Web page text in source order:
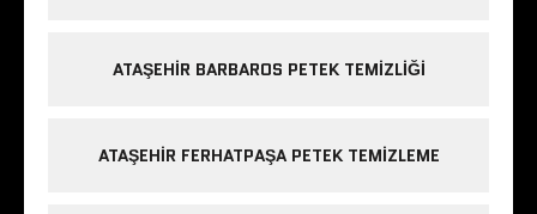
ATAŞEHIR BARBAROS PETEK TEMIZLIĞI
ATAŞEHIR FERHATPAŞA PETEK TEMIZLEME